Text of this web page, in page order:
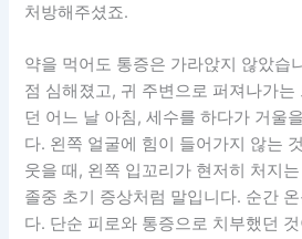
처방해주셨죠.
약을 먹어도 통증은 가라앉지 않았습
점 심해졌고, 귀 주변으로 퍼져나가는
던 어느 날 아침, 세수를 하다가 거울
다. 왼쪽 얼굴에 힘이 들어가지 않는
웃을 때, 왼쪽 입꼬리가 현저히 처지
졸중 초기 증상처럼 말입니다. 순간
다. 단순 피로와 통증으로 치부했던